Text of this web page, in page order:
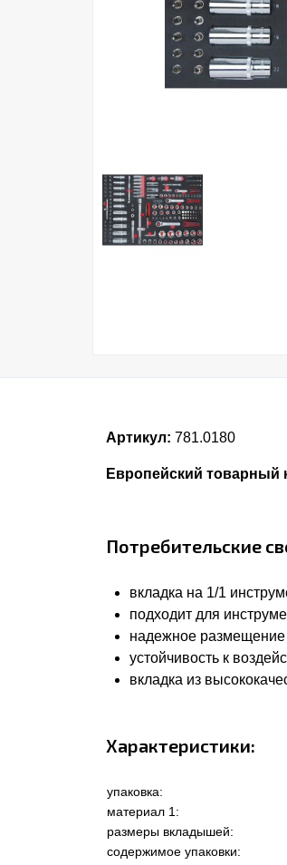
Артикул: 781.0180
Европейский товарный
Потребительские
вкладка на 1/1
подходит для
надежное размещение
устойчивость к
вкладка из
Характеристики:
упаковка:
материал 1:
размеры вкладышей:
содержимое упаковки: